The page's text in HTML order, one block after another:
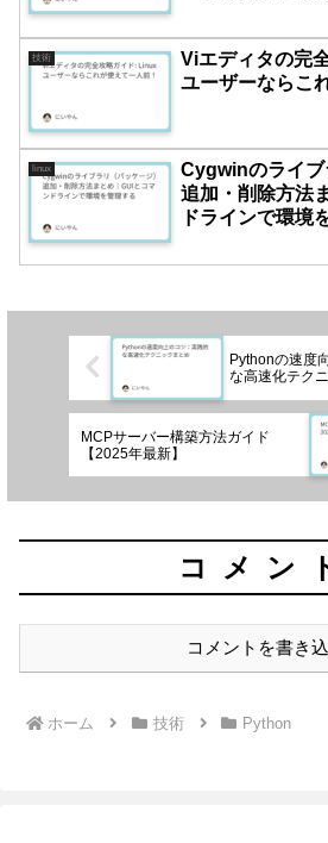
技術
Viエディタの完
ユーザーならこ
linux
Cygwinのライブ
追加・削除方法
ドラインで環境
Pythonの速度
な高速化テク
MCPサーバー構築方法ガイド
【2025年最新】
コメン
コメントを書き
ホーム 技術 Python